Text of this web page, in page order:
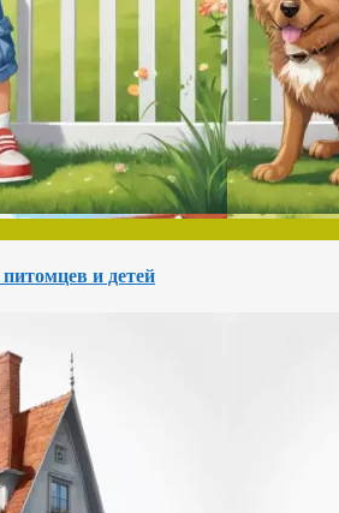
и детей